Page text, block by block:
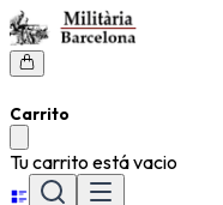
Carrito
Tu carrito está vacio